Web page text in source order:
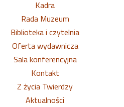
Kadra
Rada Muzeum
Biblioteka i czytelnia
Oferta wydawnicza
Sala konferencyjna
Kontakt
Z życia Twierdzy
Aktualności